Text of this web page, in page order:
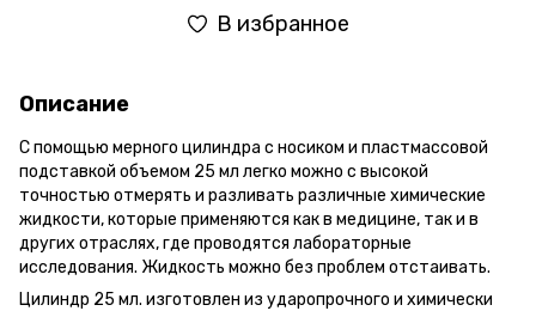
В избранное
Описание
С помощью мерного цилиндра с носиком и пластмассовой
подставкой объемом 25 мл легко можно с высокой
точностью отмерять и разливать различные химические
жидкости, которые применяются как в медицине, так и в
других отраслях, где проводятся лабораторные
исследования. Жидкость можно без проблем отстаивать.
Цилиндр 25 мл. изготовлен из ударопрочного и химически